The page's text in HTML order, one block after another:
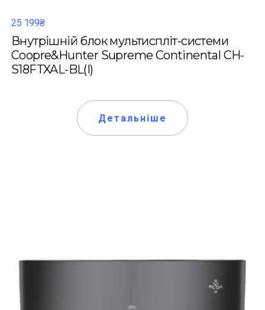
25 199₴
Внутрішній блок мультиспліт-системи
Coopre&Hunter Supreme Continental CH-
S18FTXAL-BL(I)
Детальніше